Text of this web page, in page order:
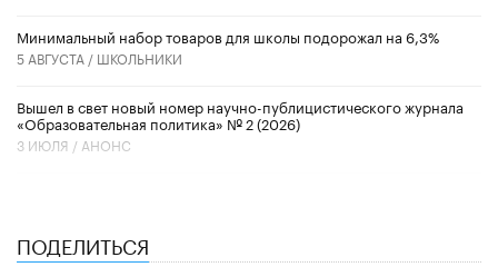
Минимальный набор товаров для школы подорожал на 6,3%
5 АВГУСТА / ШКОЛЬНИКИ
Вышел в свет новый номер научно-публицистического журнала
«Образовательная политика» № 2 (2026)
3 ИЮЛЯ / АНОНС
ПОДЕЛИТЬСЯ